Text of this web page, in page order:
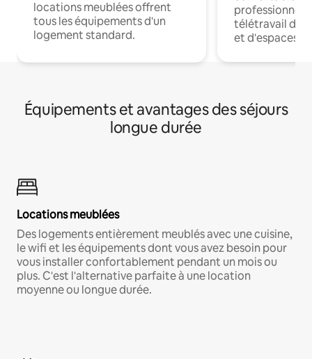
locations meublées offrent
tous les équipements d'un
logement standard.
professionnels
télétravail
et d'espaces
Équipements et avantages des séjours
longue durée
Locations meublées
Des logements entièrement meublés avec une cuisine,
le wifi et les équipements dont vous avez besoin pour
vous installer confortablement pendant un mois ou
plus. C'est l'alternative parfaite à une location
moyenne ou longue durée.